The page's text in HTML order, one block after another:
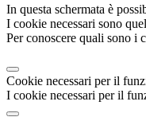
In questa schermata è
I cookie necessari sono
Per conoscere quali sono i
Cookie necessari per il
I cookie necessari per il